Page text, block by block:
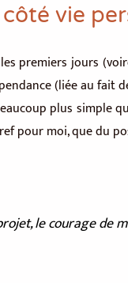
vie
premiers jours
(liée au fait
plus simple
pour moi, que du
le courage de